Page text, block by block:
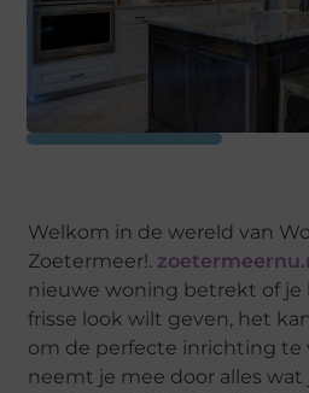
Welkom in de wereld van
Zoetermeer!.
nieuwe woning betrekt of je
frisse look wilt geven, het
om de perfecte inrichting te
neemt je mee door alles